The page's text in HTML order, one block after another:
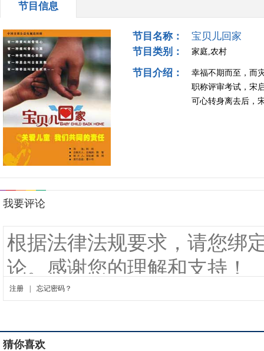
节目信息
节目名称：
宝贝儿回家
节目类别：
家庭,农村
节目介绍：
幸福不期而至，而
职称评审考试，宋
可心转身离去后，
猜你喜欢